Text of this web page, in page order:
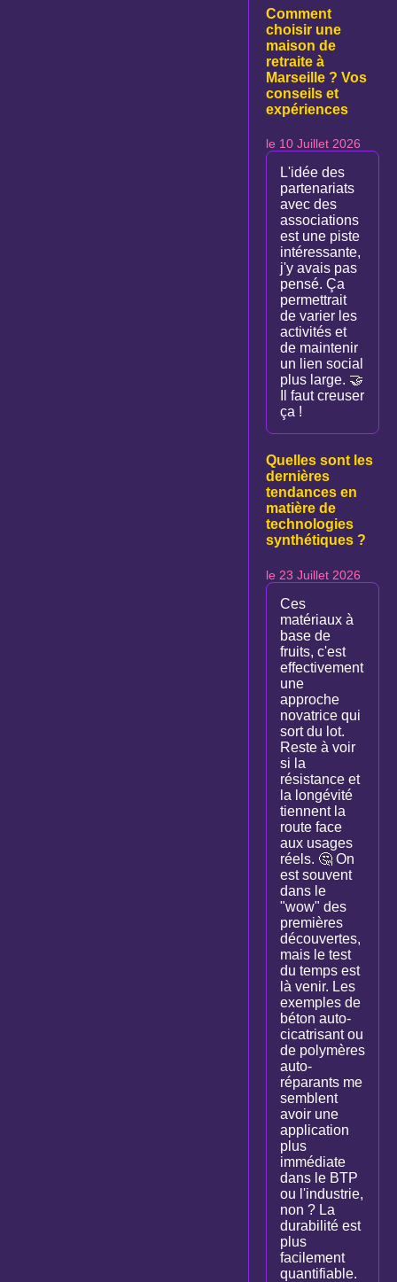
Comment
choisir une
maison de
retraite à
Marseille ? Vos
conseils et
expériences
le 10 Juillet 2026
L'idée des
partenariats
avec des
associations
est une piste
intéressante,
j'y avais pas
pensé. Ça
permettrait
de varier les
activités et
de maintenir
un lien social
plus large. 🤝
Il faut creuser
ça !
Quelles sont les
dernières
tendances en
matière de
technologies
synthétiques ?
le 23 Juillet 2026
Ces
matériaux à
base de
fruits, c'est
effectivement
une
approche
novatrice qui
sort du lot.
Reste à voir
si la
résistance et
la longévité
tiennent la
route face
aux usages
réels. 🤔 On
est souvent
dans le
"wow" des
premières
découvertes,
mais le test
du temps est
là venir. Les
exemples de
béton auto-
cicatrisant ou
de polymères
auto-
réparants me
semblent
avoir une
application
plus
immédiate
dans le BTP
ou l'industrie,
non ? La
durabilité est
plus
facilement
quantifiable.